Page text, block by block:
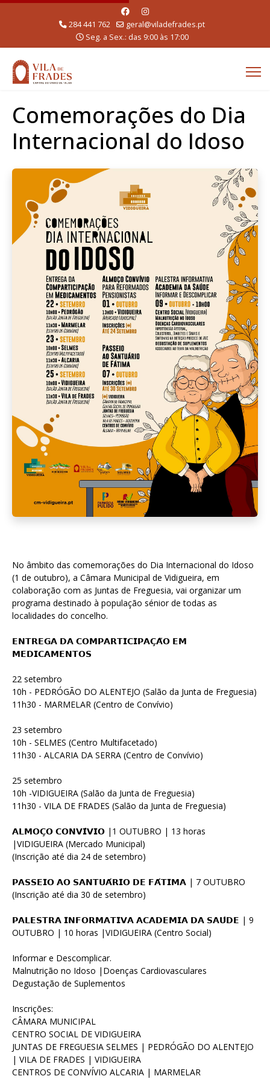
284 441 762
geral@viladefrades.pt
Seg. a Sex.: das 9:00 às 17:00
Comemorações do Dia
Internacional do Idoso
No âmbito das comemorações do Dia Internacional do Idoso
(1 de outubro), a Câmara Municipal de Vidigueira, em
colaboração com as Juntas de Freguesia, vai organizar um
programa destinado à população sénior de todas as
localidades do concelho.
𝗘𝗡𝗧𝗥𝗘𝗚𝗔 𝗗𝗔 𝗖𝗢𝗠𝗣𝗔𝗥𝗧𝗜𝗖𝗜𝗣𝗔𝗖̧𝗔̃𝗢 𝗘𝗠
𝗠𝗘𝗗𝗜𝗖𝗔𝗠𝗘𝗡𝗧𝗢𝗦
22 setembro
10h - PEDRÓGÃO DO ALENTEJO (Salão da Junta de Freguesia)
11h30 - MARMELAR (Centro de Convívio)
23 setembro
10h - SELMES (Centro Multifacetado)
11h30 - ALCARIA DA SERRA (Centro de Convívio)
25 setembro
10h -VIDIGUEIRA (Salão da Junta de Freguesia)
11h30 - VILA DE FRADES (Salão da Junta de Freguesia)
𝗔𝗟𝗠𝗢𝗖̧𝗢 𝗖𝗢𝗡𝗩𝗜́𝗩𝗜𝗢 |1 OUTUBRO | 13 horas
|VIDIGUEIRA (Mercado Municipal)
(Inscrição até dia 24 de setembro)
𝗣𝗔𝗦𝗦𝗘𝗜𝗢 𝗔𝗢 𝗦𝗔𝗡𝗧𝗨𝗔́𝗥𝗜𝗢 𝗗𝗘 𝗙𝗔́𝗧𝗜𝗠𝗔 | 7 OUTUBRO
(Inscrição até dia 30 de setembro)
𝗣𝗔𝗟𝗘𝗦𝗧𝗥𝗔 𝗜𝗡𝗙𝗢𝗥𝗠𝗔𝗧𝗜𝗩𝗔 𝗔𝗖𝗔𝗗𝗘𝗠𝗜𝗔 𝗗𝗔 𝗦𝗔𝗨́𝗗𝗘 | 9
OUTUBRO | 10 horas |VIDIGUEIRA (Centro Social)
Informar e Descomplicar.
Malnutrição no Idoso |Doenças Cardiovasculares
Degustação de Suplementos
Inscrições:
CÂMARA MUNICIPAL
CENTRO SOCIAL DE VIDIGUEIRA
JUNTAS DE FREGUESIA SELMES | PEDRÓGÃO DO ALENTEJO
| VILA DE FRADES | VIDIGUEIRA
CENTROS DE CONVÍVIO ALCARIA | MARMELAR